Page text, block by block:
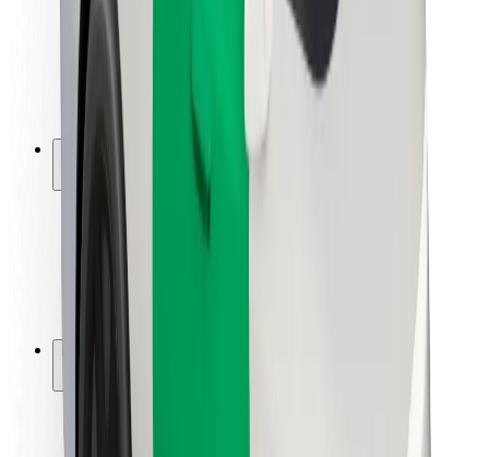
Keleivių saugumas
Vairuotojų saugumas
Paspirtukų saugumas
Saugumo laboratorija
Vietovės
Sprendimai miestams
Oro uostai
Keleiviams
Vairuotojams